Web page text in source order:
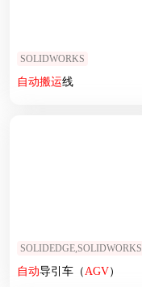
SOLIDWORKS
自动搬运线
自动导引车（AGV）